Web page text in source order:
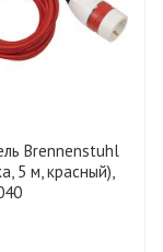
Brennenstuhl
5 м, красный),